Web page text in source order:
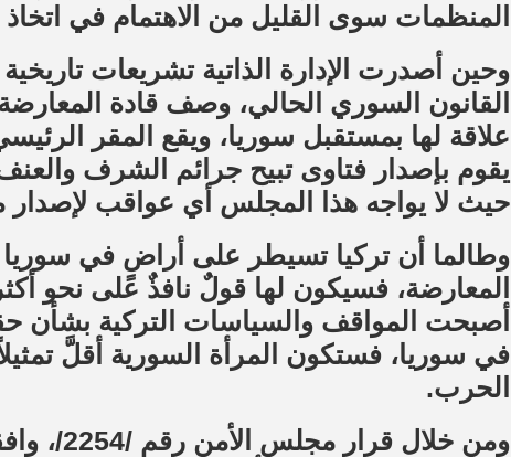
المنظمات سوى القليل من الاهتمام في
وحين أصدرت الإدارة الذاتية تشريعات
القانون السوري الحالي، وصف قادة
علاقة لها بمستقبل سوريا، ويقع المقر
يقوم بإصدار فتاوى تبيح جرائم الشرف
حيث لا يواجه هذا المجلس أي عواقب لإصدار
وطالما أن تركيا تسيطر على أراضٍ في
المعارضة، فسيكون لها قولٌ نافذٌ على نحو
أصبحت المواقف والسياسات التركية بشأن
في سوريا، فستكون المرأة السورية أقلَّ
الحرب.
ومن خلال